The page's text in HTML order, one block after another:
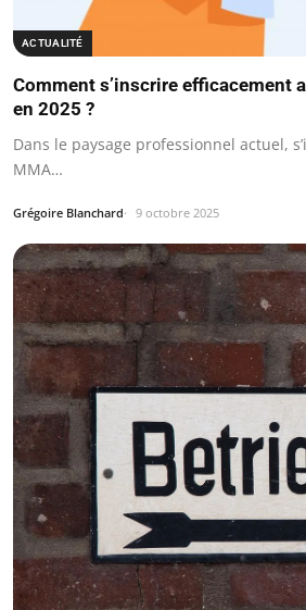
ACTUALITÉ
Comment s’inscrire efficacement
en 2025 ?
Dans le paysage professionnel actuel,
MMA…
Grégoire Blanchard 9 octobre 2025